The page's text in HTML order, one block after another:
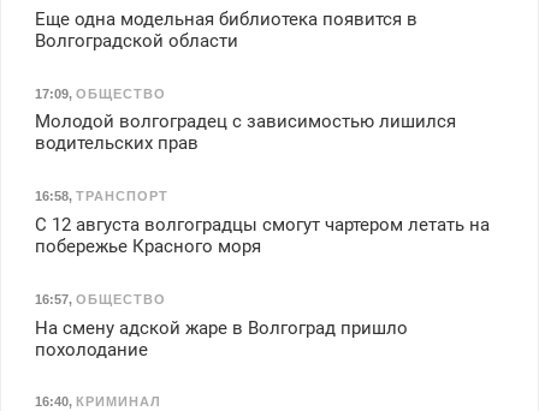
Еще одна модельная библиотека появится в
Волгоградской области
17:09, ОБЩЕСТВО
Молодой волгоградец с зависимостью лишился
водительских прав
16:58, ТРАНСПОРТ
С 12 августа волгоградцы смогут чартером летать на
побережье Красного моря
16:57, ОБЩЕСТВО
На смену адской жаре в Волгоград пришло
похолодание
16:40, КРИМИНАЛ